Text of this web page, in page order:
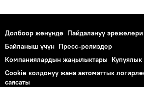
Долбоор жөнүндө Пайдалануу эрежелери
Байланыш үчүн Пресс-релиздер
Компаниялардын жаңылыктары Купуялык
Cookie колдонуу жана автоматтык
саясаты